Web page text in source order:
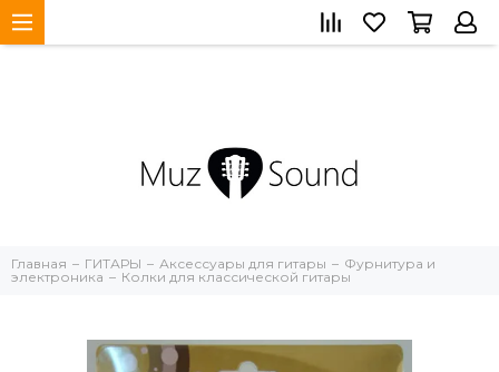
Главная ГИТАРЫ Аксессуары для гитары
Фурнитура и
электроника
Колки для классической гитары